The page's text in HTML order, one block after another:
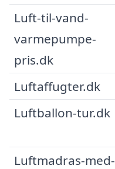
Luft-til-vand-
varmepumpe-
pris.dk
Luftaffugter.dk
Luftballon-tur.dk
Luftmadras-med-